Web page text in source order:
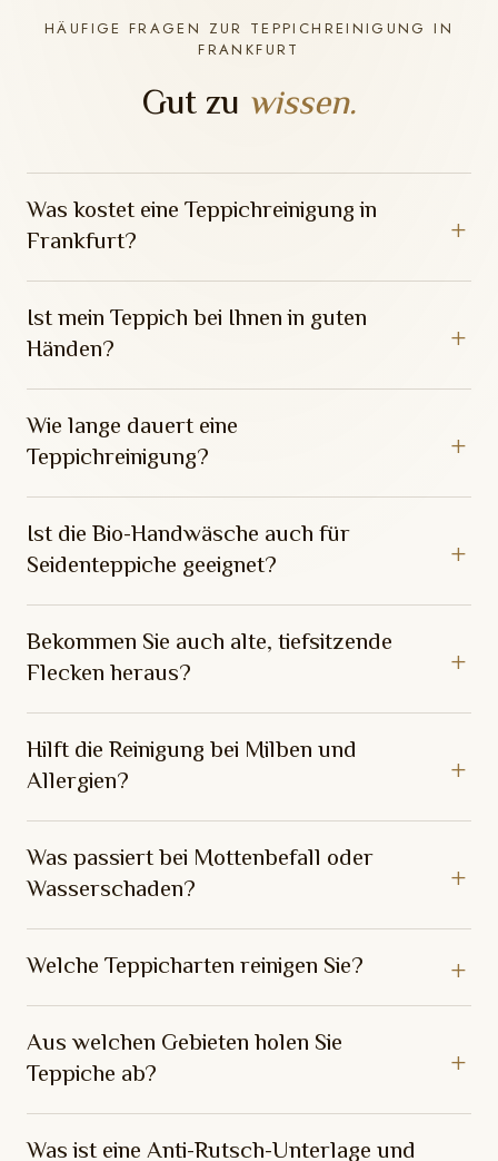
HÄUFIGE FRAGEN ZUR TEPPICHREINIGUNG IN
FRANKFURT
Gut zu wissen.
Was kostet eine Teppichreinigung in
Frankfurt?
Ist mein Teppich bei Ihnen in guten
Händen?
Wie lange dauert eine
Teppichreinigung?
Ist die Bio-Handwäsche auch für
Seidenteppiche geeignet?
Bekommen Sie auch alte, tiefsitzende
Flecken heraus?
Hilft die Reinigung bei Milben und
Allergien?
Was passiert bei Mottenbefall oder
Wasserschaden?
Welche Teppicharten reinigen Sie?
Aus welchen Gebieten holen Sie
Teppiche ab?
Was ist eine Anti-Rutsch-Unterlage und